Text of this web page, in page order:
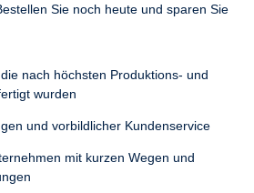
Sie noch heute und sparen Sie
nach höchsten Produktions- und
wurden
und vorbildlicher Kundenservice
mit kurzen Wegen und